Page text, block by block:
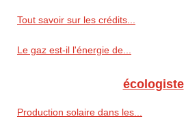
Tout savoir sur les crédits...
Le gaz est-il l'énergie de...
écologiste
Production solaire dans les...